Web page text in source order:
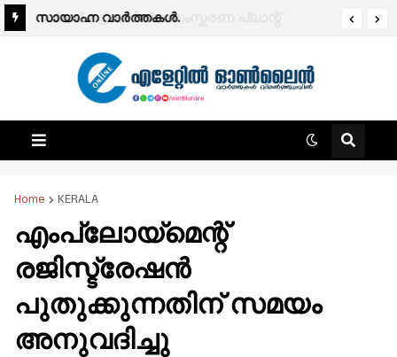
സായാഹ്ന വാര്‍ത്തകള്‍.
Home KERALA
എംപ്ലോയ്മെന്റ്
രജിസ്ട്രേഷൻ
പുതുക്കുന്നതിന് സമയം
അനുവദിച്ചു